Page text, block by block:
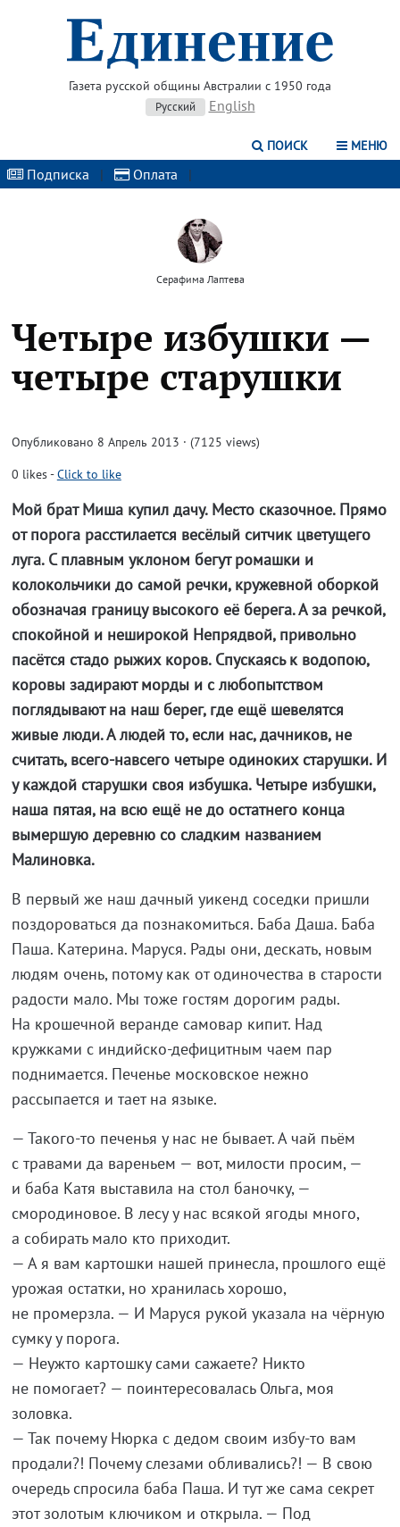
Газета русской общины Австралии с 1950 года
Русский English
ПОИСК МЕНЮ
Подписка | Оплата |
Серафима Лаптева
Четыре избушки —
четыре старушки
Опубликовано 8 Апрель 2013 · (7125 views)
0 likes-Click to like
Мой брат Миша купил дачу. Место сказочное. Прямо
от порога расстилается весёлый ситчик цветущего
луга. С плавным уклоном бегут ромашки и
колокольчики до самой речки, кружевной оборкой
обозначая границу высокого её берега. А за речкой,
спокойной и неширокой Непрядвой, привольно
пасётся стадо рыжих коров. Спускаясь к водопою,
коровы задирают морды и с любопытством
поглядывают на наш берег, где ещё шевелятся
живые люди. А людей то, если нас, дачников, не
считать, всего-навсего четыре одиноких старушки. И
у каждой старушки своя избушка. Четыре избушки,
наша пятая, на всю ещё не до остатнего конца
вымершую деревню со сладким названием
Малиновка.
В первый же наш дачный уикенд соседки пришли
поздороваться да познакомиться. Баба Даша. Баба
Паша. Катерина. Маруся. Рады они, дескать, новым
людям очень, потому как от одиночества в старости
радости мало. Мы тоже гостям дорогим рады.
На крошечной веранде самовар кипит. Над
кружками с индийско-дефицитным чаем пар
поднимается. Печенье московское нежно
рассыпается и тает на языке.
— Такого-то печенья у нас не бывает. А чай пьём
с травами да вареньем — вот, милости просим, —
и баба Катя выставила на стол баночку, —
смородиновое. В лесу у нас всякой ягоды много,
а собирать мало кто приходит.
— А я вам картошки нашей принесла, прошлого ещё
урожая остатки, но хранилась хорошо,
не промерзла. — И Маруся рукой указала на чёрную
сумку у порога.
— Неужто картошку сами сажаете? Никто
не помогает? — поинтересовалась Ольга, моя
золовка.
— Так почему Нюрка с дедом своим избу-то вам
продали?! Почему слезами обливались?! — В свою
очередь спросила баба Паша. И тут же сама секрет
этот золотым ключиком и открыла. — Под